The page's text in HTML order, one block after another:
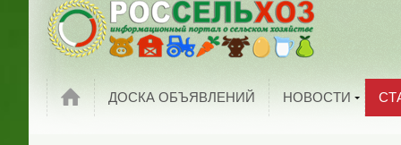
Статьи
ДОСКА ОБЪЯВЛЕНИЙ НОВОСТИ
Мировые новости
Новости компаний
Обзоры рынков